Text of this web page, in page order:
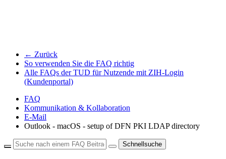
← Zurück
So verwenden Sie die FAQ richtig
Alle FAQs der TUD für Nutzende mit ZIH-Login
(Kundenportal)
FAQ
Kommunikation & Kollaboration
E-Mail
Outlook - macOS - setup of DFN PKI LDAP directory
Schnellsuche